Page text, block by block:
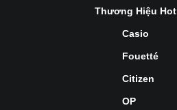
Thương Hiệu Hot
Casio
Fouetté
Citizen
OP